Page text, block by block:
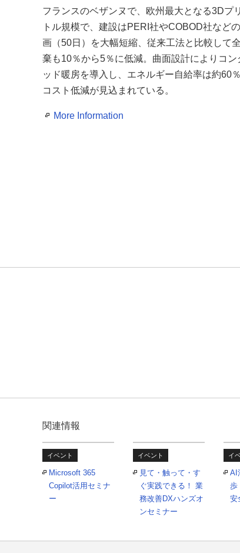
フランスのベザンヌで、欧州最大となる3D
トル規模で、建設はPERI社やCOBOD社など
画（50日）を大幅短縮、従来工法と比較して
棄も10％から5％に低減。曲面設計によりコ
ッド暖房を導入し、エネルギー自給率は約60
コスト低減が見込まれている。
More Information
関連情報
イベント
Microsoft 365
Copilot活用セミナ
ー
イベント
見て・触って・す
ぐ実践できる！ 業
務改善DXハンズオ
ンセミナー
イ
AI
歩
安